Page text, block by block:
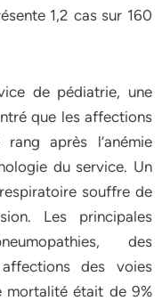
1,2 cas sur 160
de pédiatrie, une
que les affections
après l’anémie
du service. Un
souffre de
Les principales
des
des voies
mortalité était de 9%